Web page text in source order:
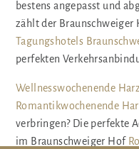
bestens angepasst und
zählt der Braunschweiger
Tagungshotels
perfekten
Wellnesswochenende Harz
Romantikwochenende
verbringen? Die perfekte
im Braunschweiger Hof